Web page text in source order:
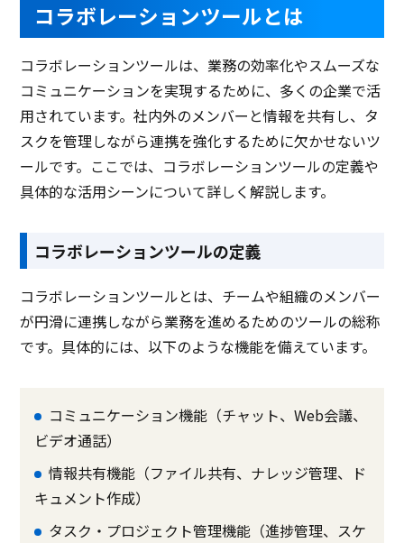
コラボレーションツールとは
コラボレーションツールは、業務の効率化やスムーズな
コミュニケーションを実現するために、多くの企業で活
用されています。社内外のメンバーと情報を共有し、タ
スクを管理しながら連携を強化するために欠かせないツ
ールです。ここでは、コラボレーションツールの定義や
具体的な活用シーンについて詳しく解説します。
コラボレーションツールの定義
コラボレーションツールとは、チームや組織のメンバー
が円滑に連携しながら業務を進めるためのツールの総称
です。具体的には、以下のような機能を備えています。
コミュニケーション機能（チャット、Web会議、
ビデオ通話）
情報共有機能（ファイル共有、ナレッジ管理、ド
キュメント作成）
タスク・プロジェクト管理機能（進捗管理、スケ